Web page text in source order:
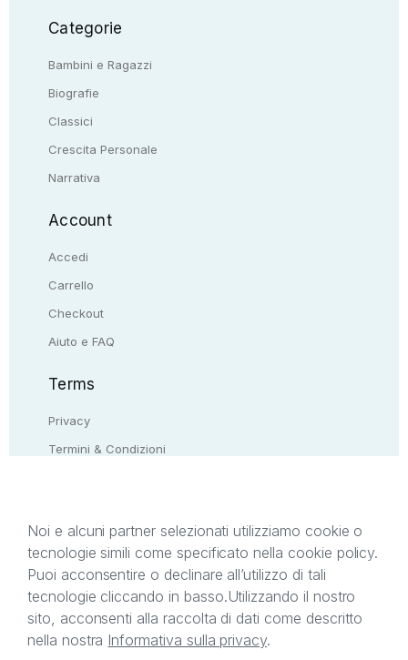
Categorie
Bambini e Ragazzi
Biografie
Classici
Crescita Personale
Narrativa
Account
Accedi
Carrello
Checkout
Aiuto e FAQ
Terms
Privacy
Termini & Condizioni
Il presente sito web è di proprietà di StreetLib S.r.l.
C.F. e P.IVA 05338720963. StreetLib S.r.l. è
titolare di tutti i diritti di proprietà intellettuale
afferenti ai marchi, loghi e segni distintivi presenti
sul sito web. Si invita l’utente a prendere visione
Noi e alcuni partner selezionati utilizziamo cookie o
tecnologie simili come specificato nella cookie policy.
Puoi acconsentire o declinare all’utilizzo di tali
tecnologie cliccando in basso.Utilizzando il nostro
sito, acconsenti alla raccolta di dati come descritto
nella nostra Informativa sulla privacy.